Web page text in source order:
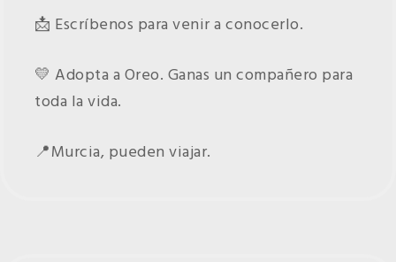
📩 Escríbenos para venir a conocerlo.
💛 Adopta a Oreo. Ganas un compañero para
toda la vida.
📍Murcia, pueden viajar.